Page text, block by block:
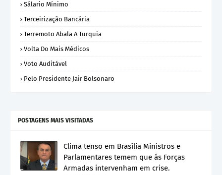
Sálario Mínimo
Terceirização Bancária
Terremoto Abala A Turquia
Volta Do Mais Médicos
Voto Auditável
Pelo Presidente Jair Bolsonaro
POSTAGENS MAIS VISITADAS
Clima tenso em Brasília Ministros e
Parlamentares temem que ás Forças
Armadas intervenham em crise.